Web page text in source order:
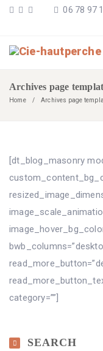
06 78 97
Archives page
Home Archives page
[dt_blog_masonry
category=””]
SEARCH